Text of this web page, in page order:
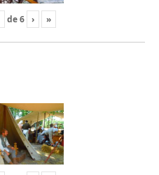
de6 › »